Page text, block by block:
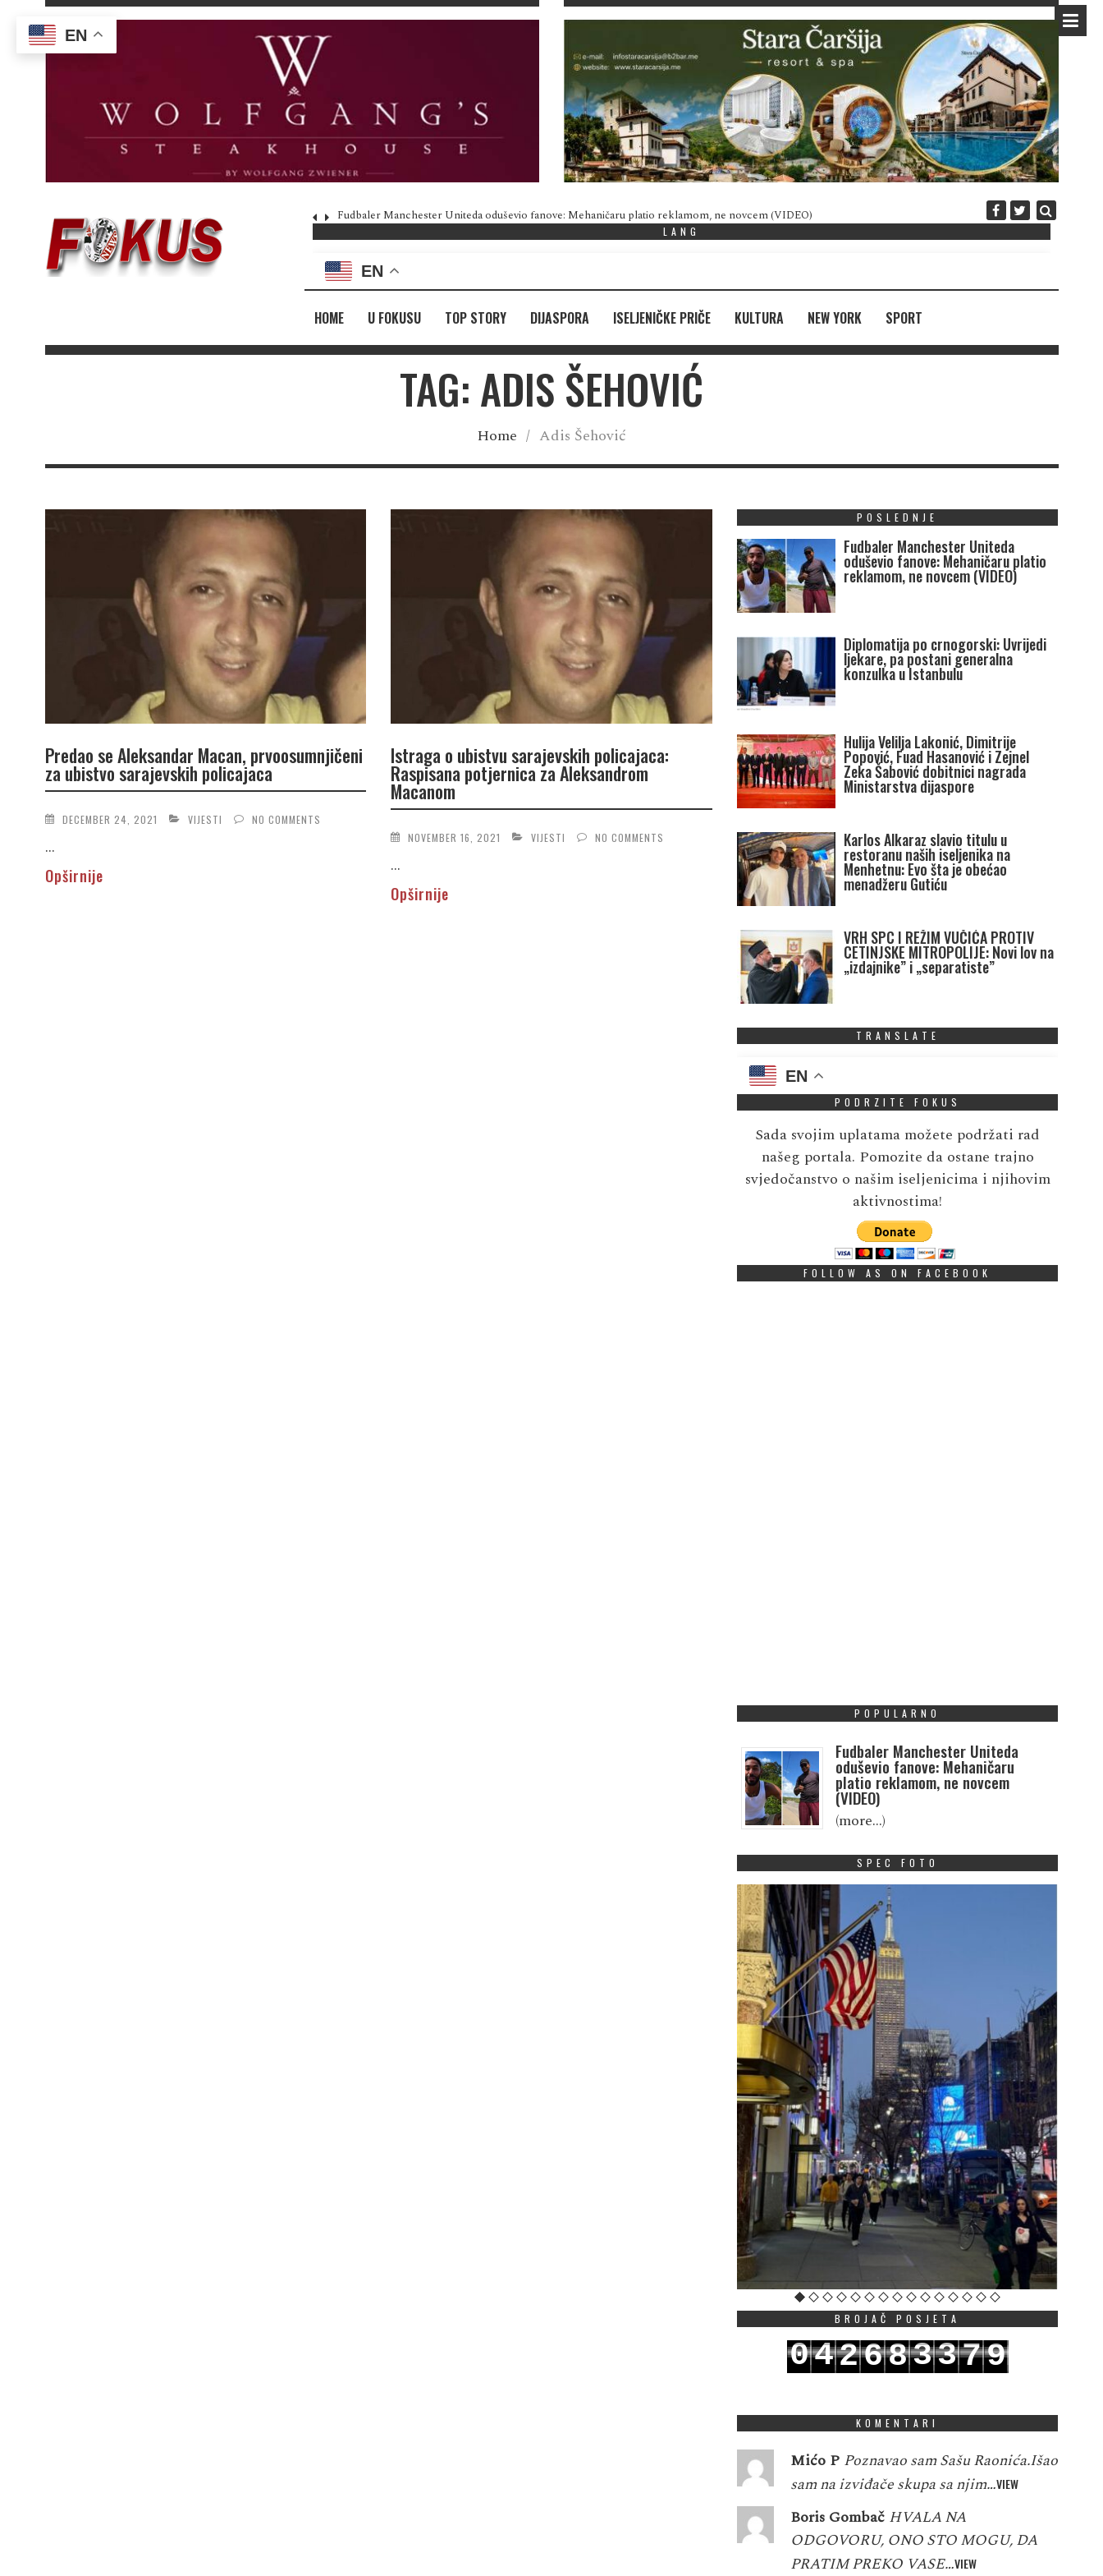
Fudbaler Manchester Uniteda oduševio fanove: Mehaničaru platio reklamom, ne novcem (VIDEO) Diplomatija po
LANG
EN
HOME U FOKUSU TOP STORY DIJASPORA ISELJENIČKE PRIČE KULTURA NEW YORK SPORT
TAG: ADIS ŠEHOVIĆ
Home / Adis Šehović
Predao se Aleksandar Macan, prvoosumnjičeni
za ubistvo sarajevskih policajaca
DECEMBER 24, 2021 VIJESTI NO COMMENTS
...
Opširnije
Istraga o ubistvu sarajevskih policajaca:
Raspisana potjernica za Aleksandrom
Macanom
NOVEMBER 16, 2021 VIJESTI NO COMMENTS
...
Opširnije
POSLEDNJE
Fudbaler Manchester Uniteda
oduševio fanove: Mehaničaru platio
reklamom, ne novcem (VIDEO)
Diplomatija po crnogorski: Uvrijedi
ljekare, pa postani generalna
konzulka u Istanbulu
Hulija Velilja Lakonić, Dimitrije
Popović, Fuad Hasanović i Zejnel
Zeka Šabović dobitnici nagrada
Ministarstva dijaspore
Karlos Alkaraz slavio titulu u
restoranu naših iseljenika na
Menhetnu: Evo šta je obećao
menadžeru Gutiću
VRH SPC I REŽIM VUČIĆA PROTIV
CETINJSKE MITROPOLIJE: Novi lov na
„izdajnike” i „separatiste”
TRANSLATE
EN
PODRZITE FOKUS
Sada svojim uplatama možete podržati rad
našeg portala. Pomozite da ostane trajno
svjedočanstvo o našim iseljenicima i njihovim
aktivnostima!
FOLLOW AS ON FACEBOOK
POPULARNO
Fudbaler Manchester Uniteda
oduševio fanove: Mehaničaru
platio reklamom, ne novcem
(VIDEO)
(more…)
SPEC FOTO
BROJAČ POSJETA
042683379
KOMENTARI
Mićo P Poznavao sam Sašu Raonića.Išao
sam na izviđače skupa sa njim…VIEW
Boris Gombač HVALA NA
ODGOVORU, ONO STO MOGU, DA
PRATIM PREKO VASE…VIEW
EN